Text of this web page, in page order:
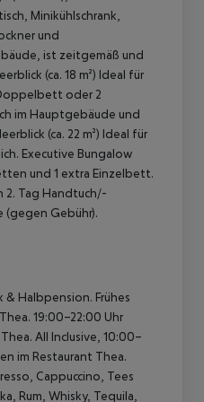
Minikühlschrank,
und
ist zeitgemäß und
(ca. 18 m²) Ideal für
oder 2
im Hauptgebäude und
(ca. 22 m²) Ideal für
Executive Bungalow
und 1 extra Einzelbett.
2. Tag Handtuch/-
(gegen Gebühr).
& Halbpension. Frühes
19:00–22:00 Uhr
All Inclusive, 10:00–
im Restaurant Thea.
Cappuccino, Tees
Rum, Whisky, Tequila,